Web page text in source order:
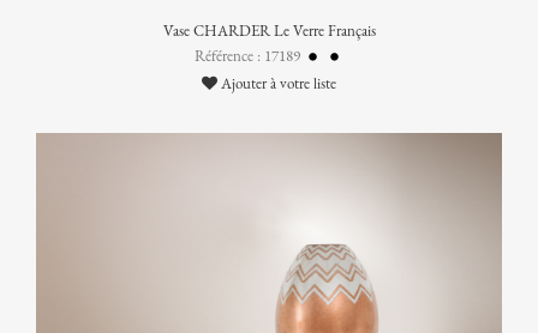
Vase CHARDER Le Verre Français
Référence : 17189
Ajouter à votre liste